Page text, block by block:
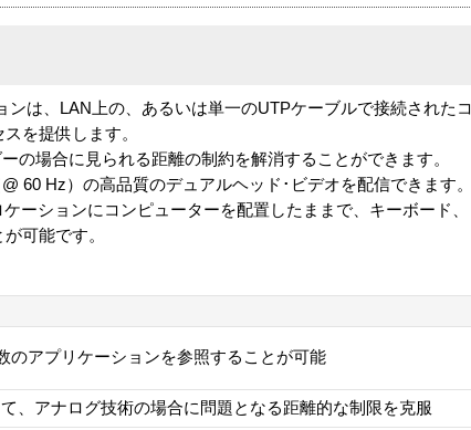
は、LAN上の、あるいは単一のUTPケーブルで接続されたコ
を提供します。
の場合に見られる距離の制約を解消することができます。
60 Hz）の高品質のデュアルヘッド･ビデオを配信できます。
ーションにコンピューターを配置したままで、キーボード、
可能です。
のアプリケーションを参照することが可能
、アナログ技術の場合に問題となる距離的な制限を克服